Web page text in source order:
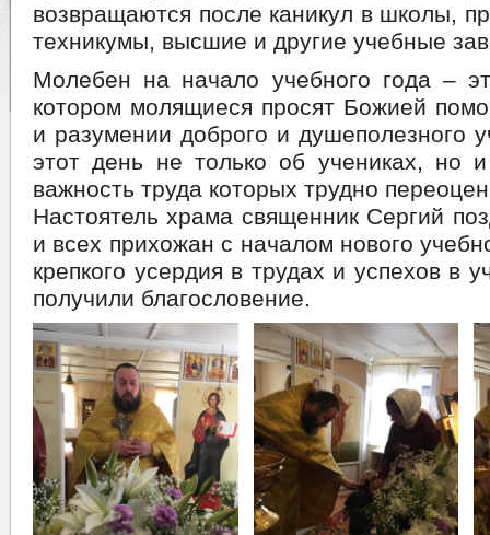
возвращаются после каникул в школы,
техникумы, высшие и другие учебные
Молебен на начало учебного года –
котором молящиеся просят Божией
и разумении доброго и душеполезного
этот день не только об учениках, но
важность труда которых трудно
Настоятель храма священник Сергий
и всех прихожан с началом нового
крепкого усердия в трудах и успехов в
получили благословение.